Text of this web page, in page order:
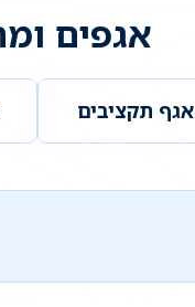
אגפים
אגף תקציבים